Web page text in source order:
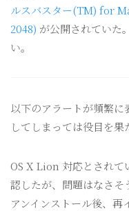
ルスバスター(TM) for
2048) が公開されていた
い。
以下のアラートが頻繁
してしまっては役目を果
OS X Lion 対応とされて
認したが、問題はなさそ
アンインストール後、再